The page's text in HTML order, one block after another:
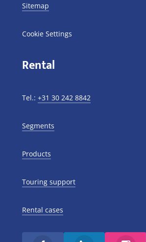
Sitemap
Cookie Settings
Rental
Tel.: +31 30 242 8842
Segments
Products
Touring support
Rental cases